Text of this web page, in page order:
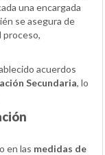
una encargada
se asegura de
proceso,
acuerdos
Secundaria, lo
en las medidas de